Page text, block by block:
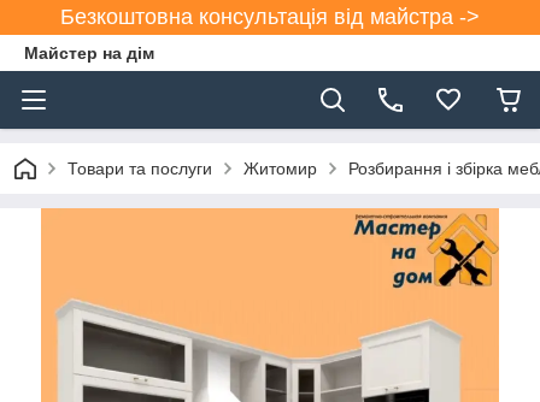
Безкоштовна консультація від майстра ->
Майстер на дім
Товари та послуги Житомир Розбирання і збірка